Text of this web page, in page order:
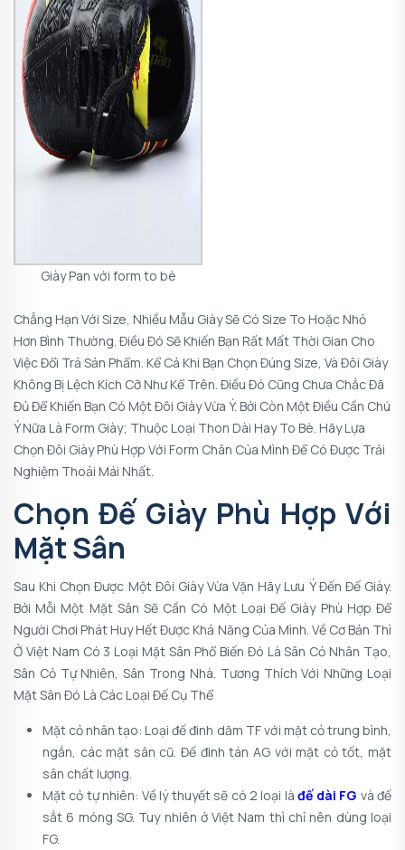
Giày Pan với form to bè
Chẳng Hạn Với Size, Nhiều Mẫu Giày Sẽ Có Size To Hoặc Nhỏ
Hơn Bình Thường. Điều Đó Sẽ Khiến Bạn Rất Mất Thời Gian Cho
Việc Đổi Trả Sản Phẩm. Kể Cả Khi Bạn Chọn Đúng Size, Và Đôi Giày
Không Bị Lệch Kích Cỡ Như Kể Trên. Điều Đó Cũng Chưa Chắc Đã
Đủ Để Khiến Bạn Có Một Đôi Giày Vừa Ý. Bởi Còn Một Điều Cần Chú
Ý Nữa Là Form Giày; Thuộc Loại Thon Dài Hay To Bè. Hãy Lựa
Chọn Đôi Giày Phù Hợp Với Form Chân Của Mình Để Có Được Trải
Nghiệm Thoải Mái Nhất.
Chọn Đế Giày Phù Hợp Với
Mặt Sân
Sau Khi Chọn Được Một Đôi Giày Vừa Vặn Hãy Lưu Ý Đến Đế Giày.
Bởi Mỗi Một Mặt Sân Sẽ Cần Có Một Loại Đế Giày Phù Hợp Để
Người Chơi Phát Huy Hết Được Khả Năng Của Mình. Về Cơ Bản Thì
Ở Việt Nam Có 3 Loại Mặt Sân Phổ Biến Đó Là Sân Cỏ Nhân Tạo,
Sân Cỏ Tự Nhiên, Sân Trong Nhà. Tương Thích Với Những Loại
Mặt Sân Đó Là Các Loại Đế Cụ Thể
Mặt cỏ nhân tạo: Loại đế đinh dăm TF với mặt cỏ trung bình,
ngắn, các mặt sân cũ. Đế đinh tán AG với mặt cỏ tốt, mặt
sân chất lượng.
Mặt cỏ tự nhiên: Về lý thuyết sẽ có 2 loại làđế dài FG và đế
sắt 6 móng SG. Tuy nhiên ở Việt Nam thì chỉ nên dùng loại
FG.